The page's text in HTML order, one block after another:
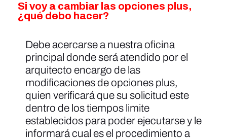
Si voy a cambiar las opciones plus,
¿qué debo hacer?
Debe acercarse a nuestra oficina
principal donde será atendido por el
arquitecto encargo de las
modificaciones de opciones plus,
quien verificará que su solicitud este
dentro de los tiempos limite
establecidos para poder ejecutarse y le
informará cual es el procedimiento a